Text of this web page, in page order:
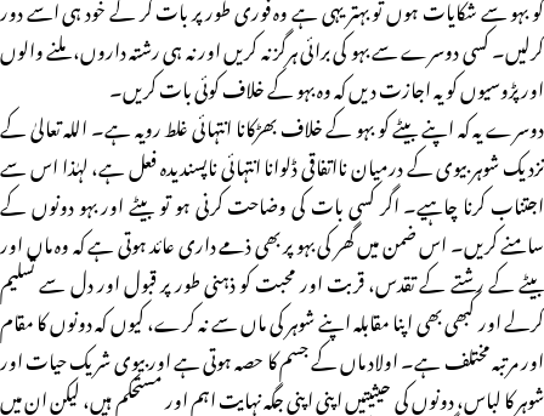
کرلیں۔ کسی دوسرے سے بہو کی برائی ہرگز نہ کریں اور نہ ہی رشتہ داروں، ملنے والوں
اور پڑوسیوں کو یہ اجازت دیں کہ وہ بہو کے خلاف کوئی بات کریں۔
دوسرے یہ کہ اپنے بیٹے کو بہو کے خلاف بھڑکانا انتہائی غلط رویہ ہے۔ اللہ تعالیٰ کے
نزدیک شوہر بیوی کے درمیان نااتفاقی ڈلوانا انتہائی ناپسندیدہ فعل ہے، لہٰذا اس سے
اجتناب کرنا چاہیے۔ اگر کسی بات کی وضاحت کرنی ہو تو بیٹے اور بہو دونوں کے
سامنے کریں۔ اس ضمن میں گھر کی بہو پر بھی ذمے داری عائد ہوتی ہے کہ وہ ماں اور
بیٹے کے رشتے کے تقدس، قربت اور محبت کو ذہنی طور پر قبول اور دل سے تسلیم
کرلے اور کبھی بھی اپنا مقابلہ اپنے شوہر کی ماں سے نہ کرے، کیوں کہ دونوں کا مقام
اور مرتبہ مختلف ہے۔ اولاد ماں کے جسم کا حصہ ہوتی ہے اور بیوی شریک حیات اور
شوہر کا لباس، دونوں کی حیثیتیں اپنی اپنی جگہ نہایت اہم اور مستحکم ہیں، لیکن ان میں